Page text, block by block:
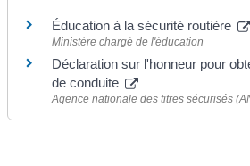
Éducation à la sécurité routière
Ministère chargé de l'éducation
Déclaration sur l'honneur pour
de conduite
Agence nationale des titres sécurisés